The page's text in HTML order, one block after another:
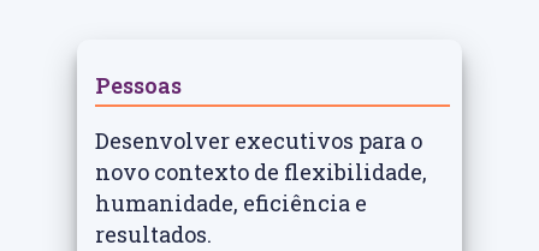
Pessoas
Desenvolver executivos para o
novo contexto de flexibilidade,
humanidade, eficiência e
resultados.